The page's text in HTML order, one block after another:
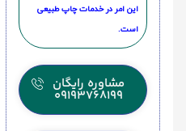
این امر در خدمات چاپ طبیعی
است.
مشاوره رایگان
09193768199